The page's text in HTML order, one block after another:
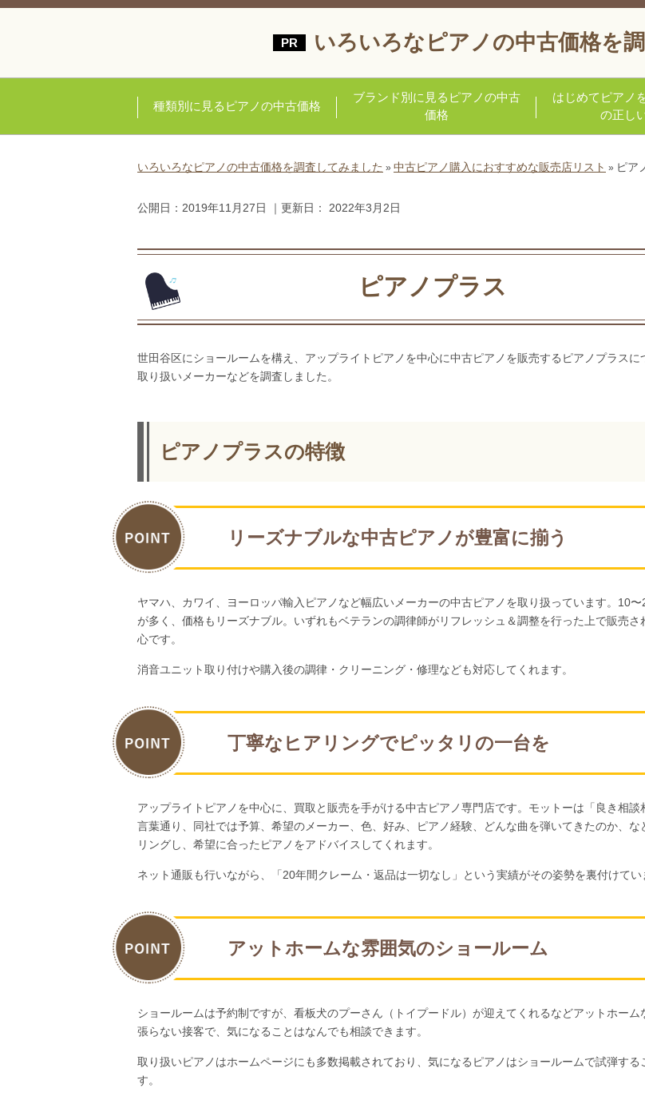
いろいろなピアノの中古価格を
種類別に見るピアノの中古価格
ブランド別に見るピアノの中古
価格
はじめてピアノ
の正し
いろいろなピアノの中古価格を調査してみました » 中古ピアノ購入におすすめな販売店リスト » ピア
公開日： 2019年11月27日 ｜更新日： 2022年3月2日
ピアノプラス
世田谷区にショールームを構え、アップライトピアノを中心に中古ピアノを販売するピアノプラスに
取り扱いメーカーなどを調査しました。
ピアノプラスの特徴
リーズナブルな中古ピアノが豊富に揃う
ヤマハ、カワイ、ヨーロッパ輸入ピアノなど幅広いメーカーの中古ピアノを取り扱っています。10
が多く、価格もリーズナブル。いずれもベテランの調律師がリフレッシュ＆調整を行った上で販売さ
心です。
消音ユニット取り付けや購入後の調律・クリーニング・修理なども対応してくれます。
丁寧なヒアリングでピッタリの一台を
アップライトピアノを中心に、買取と販売を手がける中古ピアノ専門店です。モットーは「良き相談
言葉通り、同社では予算、希望のメーカー、色、好み、ピアノ経験、どんな曲を弾いてきたのか、な
リングし、希望に合ったピアノをアドバイスしてくれます。
ネット通販も行いながら、「20年間クレーム・返品は一切なし」という実績がその姿勢を裏付けてい
アットホームな雰囲気のショールーム
ショールームは予約制ですが、看板犬のプーさん（トイプードル）が迎えてくれるなどアットホーム
張らない接客で、気になることはなんでも相談できます。
取り扱いピアノはホームページにも多数掲載されており、気になるピアノはショールームで試弾する
す。